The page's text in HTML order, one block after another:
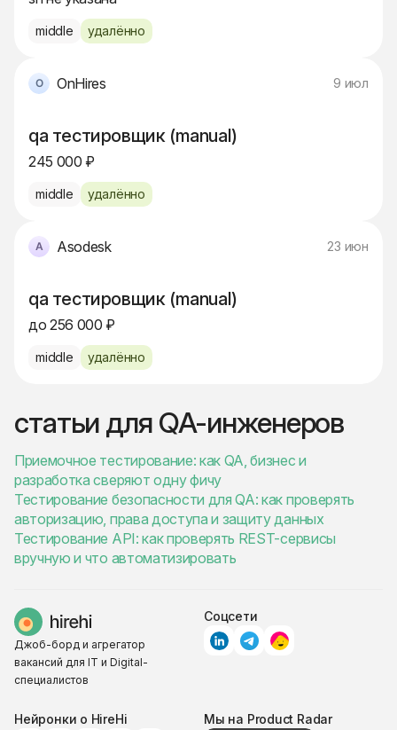
middle удалённо
OnHires 9 июл
qa тестировщик (manual)
245 000 ₽
middle удалённо
Asodesk 23 июн
qa тестировщик (manual)
до 256 000 ₽
middle удалённо
статьи для QA-инженеров
Приемочное тестирование: как QA, бизнес и
разработка сверяют одну фичу
Тестирование безопасности для QA: как проверять
авторизацию, права доступа и защиту данных
Тестирование API: как проверять REST-сервисы
вручную и что автоматизировать
Джоб-борд и агрегатор
вакансий для IT и Digital-
специалистов
Соцсети
Нейронки о HireHi Мы на Product Radar